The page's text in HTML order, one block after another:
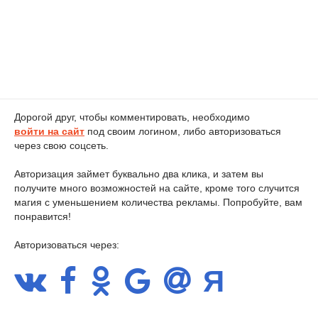
Дорогой друг, чтобы комментировать, необходимо
войти на сайт под своим логином, либо авторизоваться
через свою соцсеть.
Авторизация займет буквально два клика, и затем вы
получите много возможностей на сайте, кроме того случится
магия с уменьшением количества рекламы. Попробуйте, вам
понравится!
Авторизоваться через: